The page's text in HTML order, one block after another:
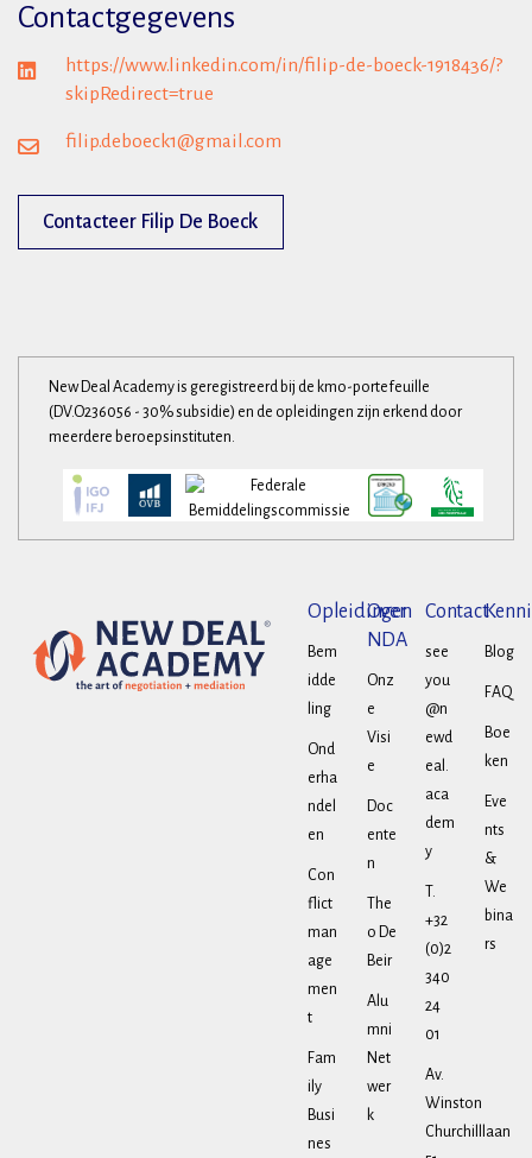
Contactgegevens
https://www.linkedin.com/in/filip-de-boeck-1918436/?
skipRedirect=true
filip.deboeck1@gmail.com
Contacteer Filip De Boeck
New Deal Academy is geregistreerd bij de kmo-portefeuille
(DV.O236056 - 30% subsidie) en de opleidingen zijn erkend door
meerdere beroepsinstituten.
Opleidingen
Bem
idde
ling
Ond
erha
ndel
en
Con
flict
man
age
men
t
Fam
ily
Busi
nes
Over
NDA
Onz
e
Visi
e
Doc
ente
n
The
o De
Beir
Alu
mni
Net
wer
k
Contact
see
you
@n
ewd
eal.
aca
dem
y
T.
+32
(0)2
340
24
01
Av.
Winston
Churchilllaan
Blog
FAQ
Boe
ken
Eve
nts
&
We
bina
rs